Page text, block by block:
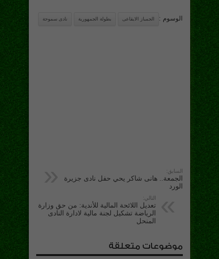
الوسوم : الجمباز الايقاعى بطولة الجمهورية نادى سموحة
السابق:
الجمعة.. هانى شاكر يحي حفل نادى جزيرة
الورد
التالي:
تعديل اللائحة المالية للأندية: من حق وزارة
الرياضة تشكيل لجنة مالية لادارة النادى
المنحل
موضوعات متعلقة